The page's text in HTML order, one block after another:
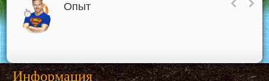
Опыт
Информация